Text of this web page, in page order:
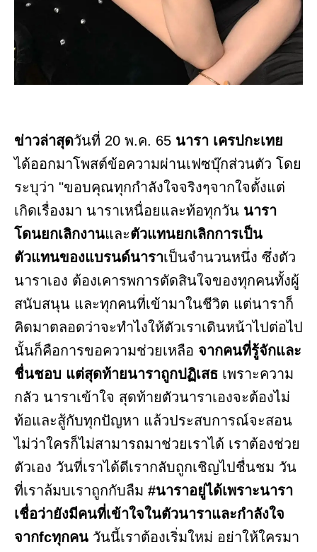
ข่าวล่าสุดวันที่ 20 พ.ค. 65 นารา เครปกะเทย
ได้ออกมาโพสต์ข้อความผ่านเฟซบุ๊กส่วนตัว โดย
ระบุว่า "ขอบคุณทุกกำลังใจจริงๆจากใจตั้งแต่
เกิดเรื่องมา นาราเหนื่อยและท้อทุกวัน นารา
โดนยกเลิกงานและตัวแทนยกเลิกการเป็น
ตัวแทนของแบรนด์นาราเป็นจำนวนหนึ่ง ซึ่งตัว
นาราเอง ต้องเคารพการตัดสินใจของทุกคนทั้งผู้
สนับสนุน และทุกคนที่เข้ามาในชีวิต แต่นาราก็
คิดมาตลอดว่าจะทำไงให้ตัวเราเดินหน้าไปต่อไป
นั้นก็คือการขอความช่วยเหลือ จากคนที่รู้จักและ
ชื่นชอบ แต่สุดท้ายนาราถูกปฏิเสธ เพราะความ
กลัว นาราเข้าใจ สุดท้ายตัวนาราเองจะต้องไม่
ท้อและสู้กับทุกปัญหา แล้วประสบการณ์จะสอน
ไม่ว่าใครก็ไม่สามารถมาช่วยเราได้ เราต้องช่วย
ตัวเอง วันที่เราได้ดีเรากลับถูกเชิญไปชื่นชม วัน
ที่เราล้มบเราถูกกับลืม #นาราอยู่ได้เพราะนารา
เชื่อว่ายังมีคนที่เข้าใจในตัวนาราและกำลังใจ
จากfcทุกคน วันนี้เราต้องเริ่มใหม่ อย่าให้ใครมา